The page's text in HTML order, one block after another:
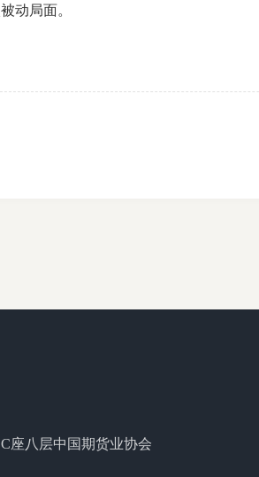
动局面。
座八层中国期货业协会